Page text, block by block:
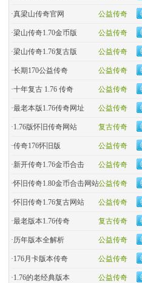
公益传奇
·真梁山传奇官网
公益传奇
·梁山传奇1.70金币版
公益传奇
·梁山传奇1.76复古版
公益传奇
·长期170公益传奇
公益传奇
·十年复古 1.76 传奇
公益传奇
·最老本版1.76传奇网址
复古传奇
·1.76版怀旧传奇网站
公益传奇
·传奇176怀旧版
公益传奇
·新开传奇1.76金币合击
公益传奇
·怀旧传奇1.80金币合击网站
公益传奇
·怀旧传奇1.76复古网站
复古传奇
·最老版本1.76传奇
公益传奇
·历年版本全解析
公益传奇
·176月卡版本传奇
公益传奇
·1.76的老经典版本